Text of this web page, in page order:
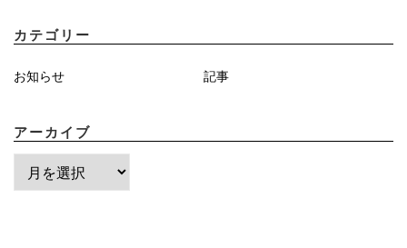
カテゴリー
お知らせ 記事
アーカイブ
ー